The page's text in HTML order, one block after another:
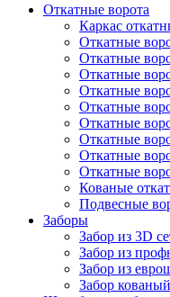
Откатные ворота
Каркас
Откатные
Откатные
Откатные
Откатные
Откатные
Откатные
Откатные
Откатные
Откатные
Кованые
Подвесные
Заборы
Забор из 3D
Забор из
Забор из
Забор кованый